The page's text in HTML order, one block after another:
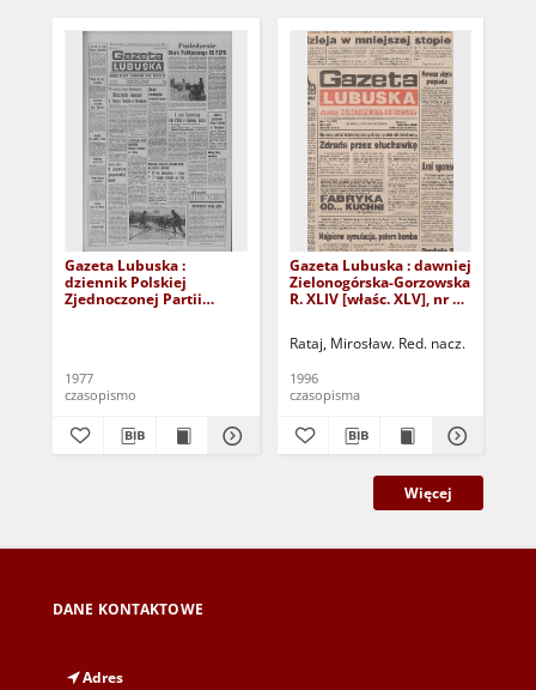
Gazeta Lubuska :
dziennik Polskiej
Zjednoczonej Partii
1977
czasopismo
Gazeta Lubuska : dawniej
Zielonogórska-Gorzowska
R. XLIV [właśc. XLV], nr 52
Rataj, Mirosław. Red. nacz.
1996
czasopisma
Więcej
DANE KONTAKTOWE
Adres